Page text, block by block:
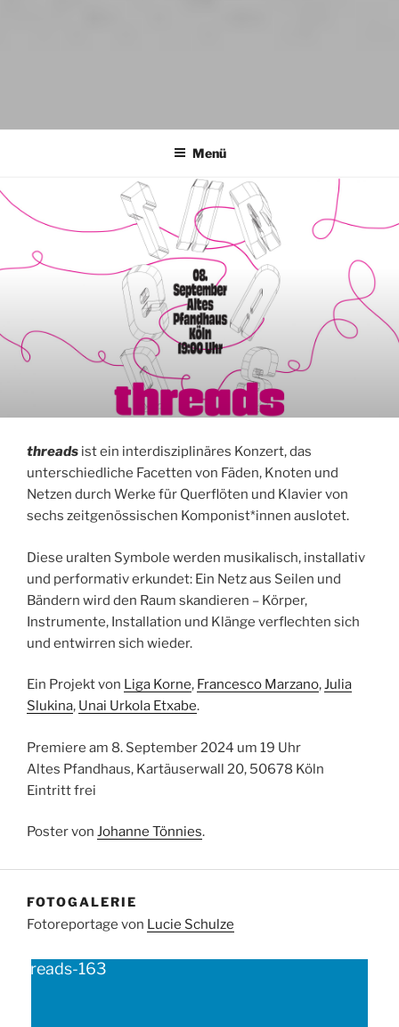
THREADS
Menü
threads ist ein interdisziplinäres Konzert, das
unterschiedliche Facetten von Fäden, Knoten und
Netzen durch Werke für Querflöten und Klavier von
sechs zeitgenössischen Komponist*innen auslotet.
Diese uralten Symbole werden musikalisch, installativ
und performativ erkundet: Ein Netz aus Seilen und
Bändern wird den Raum skandieren – Körper,
Instrumente, Installation und Klänge verflechten sich
und entwirren sich wieder.
Ein Projekt von Liga Korne, Francesco Marzano,Julia
Slukina, Unai Urkola Etxabe.
Premiere am 8. September 2024 um 19 Uhr
Altes Pfandhaus, Kartäuserwall 20, 50678 Köln
Eintritt frei
Poster von Johanne Tönnies.
FOTOGALERIE
Fotoreportage von Lucie Schulze